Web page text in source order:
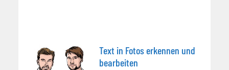
Text in Fotos erkennen und
bearbeiten